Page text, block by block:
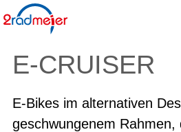
E-CRUISER
E-Bikes im alternativen
geschwungenem Rahmen,